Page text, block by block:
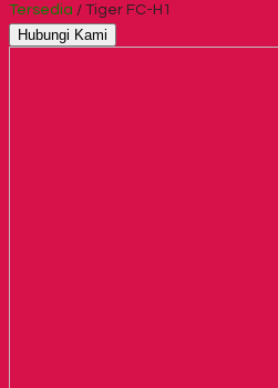
Tersedia / Tiger FC-H1
Hubungi Kami